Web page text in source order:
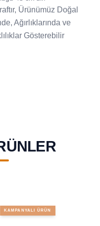
Ürünümüz Doğal
Ağırlıklarında ve
Gösterebilir
KAMPANYALI ÜRÜN